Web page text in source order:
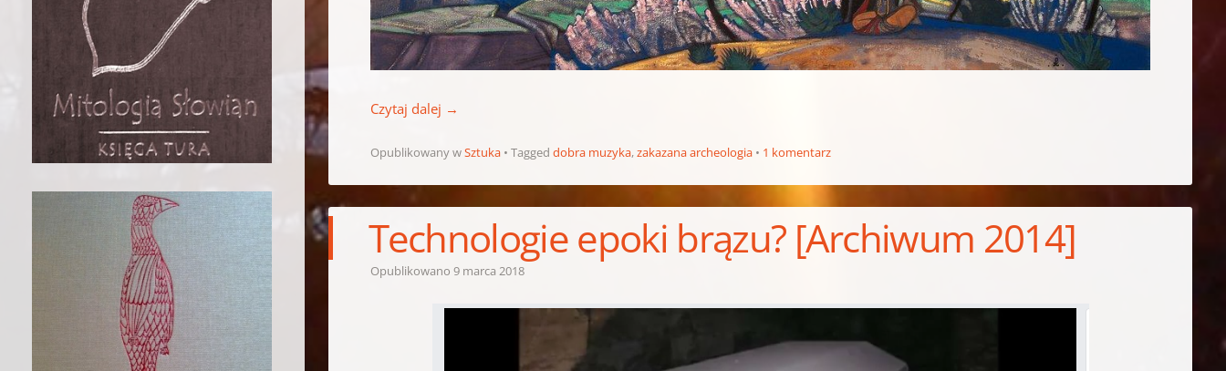
Czytaj dalej →
Opublikowany wSztuka Taggeddobra muzyka,zakazana archeologia 1 komentarz
Technologie epoki brązu? [Archiwum 2014]
Opublikowano9 marca 2018